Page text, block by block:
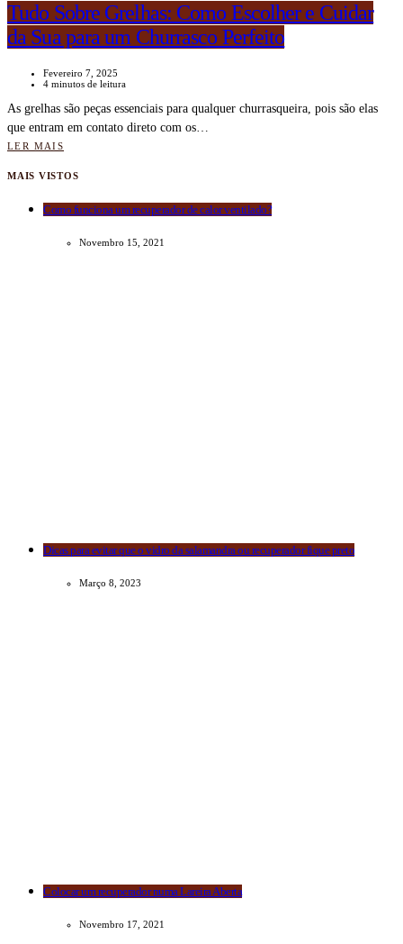
Tudo Sobre Grelhas: Como Escolher e Cuidar
da Sua para um Churrasco Perfeito
Fevereiro 7, 2025
4 minutos de leitura
As grelhas são peças essenciais para qualquer churrasqueira, pois são elas
que entram em contato direto com os…
LER MAIS
MAIS VISTOS
Como funciona um recuperador de calor ventilado?
Novembro 15, 2021
Dicas para evitar que o vidro da salamandra ou recuperador fique preto
Março 8, 2023
Colocar um recuperador numa Lareira Aberta
Novembro 17, 2021